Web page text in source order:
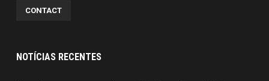
CONTACT
NOTÍCIAS RECENTES